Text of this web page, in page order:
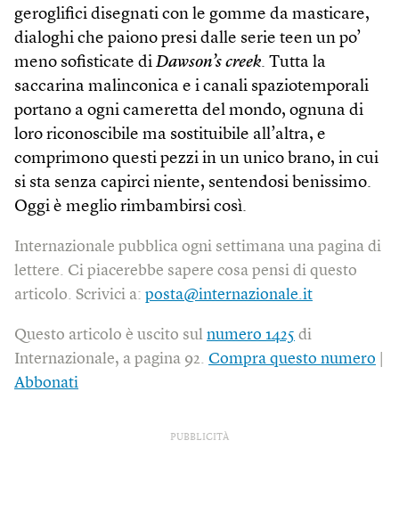
geroglifici disegnati con le gomme da masticare,
dialoghi che paiono presi dalle serie teen un po’
meno sofisticate di Dawson’s creek. Tutta la
saccarina malinconica e i canali spazio­temporali
portano a ogni cameretta del mondo, ognuna di
loro riconoscibile ma sostituibile all’altra, e
comprimono questi pezzi in un unico brano, in cui
si sta senza capirci niente, sentendosi benissimo.
Oggi è meglio rimbambirsi così.
Internazionale pubblica ogni settimana una pagina di
lettere. Ci piacerebbe sapere cosa pensi di questo
articolo. Scrivici a: posta@internazionale.it
Questo articolo è uscito sul numero 1425 di
Internazionale, a pagina 92. Compra questo numero
Abbonati
PUBBLICITÀ